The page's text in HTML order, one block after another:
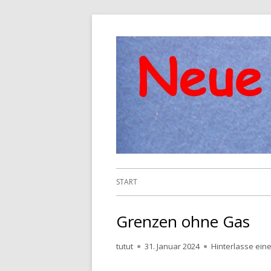
Primäres
START
Grenzen ohne Gas
Autor
tutut
Veröffentlicht
31. Januar 2024 Hinterlasse